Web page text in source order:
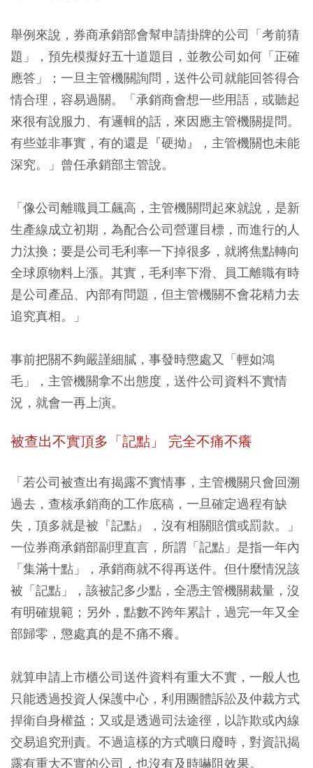
舉例來說，券商承銷部會幫申請掛牌的公司「考前猜
題」，預先模擬好五十道題目，並教公司如何「正確
應答」；一旦主管機關詢問，送件公司就能回答得合
情合理，容易過關。「承銷商會想一些用語，或聽起
來很有說服力、有邏輯的話，來因應主管機關提問。
有些並非事實，有的還是『硬拗』，主管機關也未能
深究。」曾任承銷部主管說。
「像公司離職員工飆高，主管機關問起來就說，是新
生產線成立初期，為配合公司營運目標，而進行的人
力汰換；要是公司毛利率一下掉很多，就將焦點轉向
全球原物料上漲。其實，毛利率下滑、員工離職有時
是公司產品、內部有問題，但主管機關不會花精力去
追究真相。」
事前把關不夠嚴謹細膩，事發時懲處又「輕如鴻
毛」，主管機關拿不出態度，送件公司資料不實情
況，就會一再上演。
被查出不實頂多「記點」 完全不痛不癢
「若公司被查出有揭露不實情事，主管機關只會回溯
過去，查核承銷商的工作底稿，一旦確定過程有缺
失，頂多就是被『記點』，沒有相關賠償或罰款。」
一位券商承銷部副理直言，所謂「記點」是指一年內
「集滿十點」，承銷商就不得再送件。但什麼情況該
被「記點」，該被記多少點，全憑主管機關裁量，沒
有明確規範；另外，點數不跨年累計，過完一年又全
部歸零，懲處真的是不痛不癢。
就算申請上市櫃公司送件資料有重大不實，一般人也
只能透過投資人保護中心，利用團體訴訟及仲裁方式
捍衛自身權益；又或是透過司法途徑，以詐欺或內線
交易追究刑責。不過這樣的方式曠日廢時，對資訊揭
露有重大不實的公司，也沒有及時嚇阻效果。